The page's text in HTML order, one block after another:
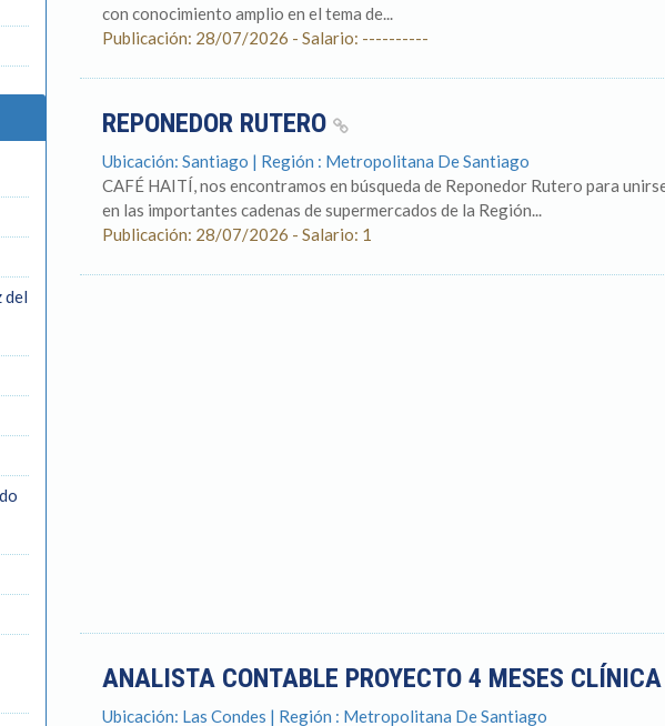
del
con conocimiento amplio en el tema de...
Publicación: 28/07/2026 - Salario: ----------
REPONEDOR RUTERO
Ubicación: Santiago | Región : Metropolitana De Santiago
CAFÉ HAITÍ, nos encontramos en búsqueda de Reponedor Rutero para
en las importantes cadenas de supermercados de la Región...
Publicación: 28/07/2026 - Salario: 1
ANALISTA CONTABLE PROYECTO 4 MESES
Ubicación: Las Condes | Región : Metropolitana De Santiago